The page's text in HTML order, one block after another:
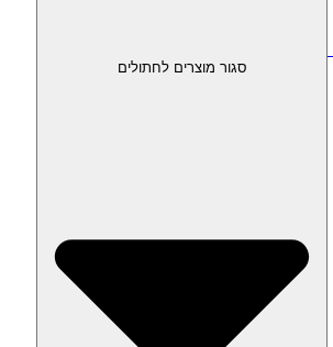
סגור מוצרים לחתולים